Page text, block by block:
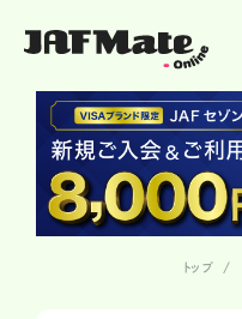
トップ